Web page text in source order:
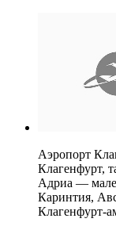
Аэропорт
Клагенфурт,
Адриа —
Каринтия,
Клагенфурт-